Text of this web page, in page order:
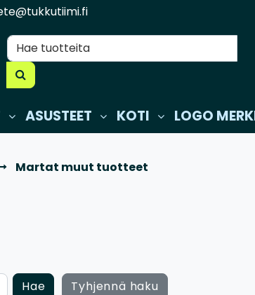
ASUSTEET KOTI LOGO
Martat muut tuotteet
Hae Tyhjennä haku